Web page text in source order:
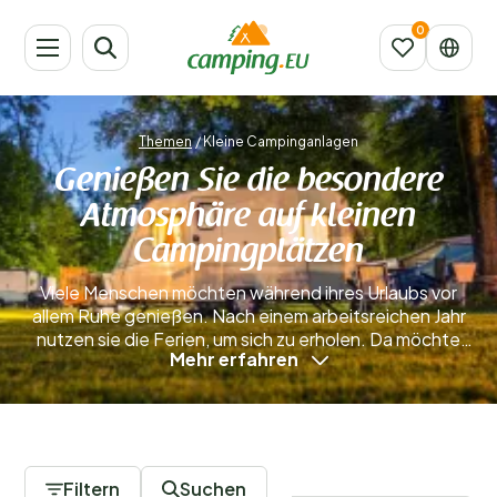
Themen/Kleine Campinganlagen
Genießen Sie die besondere
Atmosphäre auf kleinen
Campingplätzen
Viele Menschen möchten während ihres Urlaubs vor
allem Ruhe genießen. Nach einem arbeitsreichen Jahr
nutzen sie die Ferien, um sich zu erholen. Da möchte
man nicht auf einem überfüllten Campingplatz sein, auf
dem ständig etwas organisiert wird. Wer nachts
schlafen möchte, statt von lauter Musik wachgehalten
besonders schönen Orten und bieten die Möglichkeit,
Mehr erfahren
Filtern Suchen